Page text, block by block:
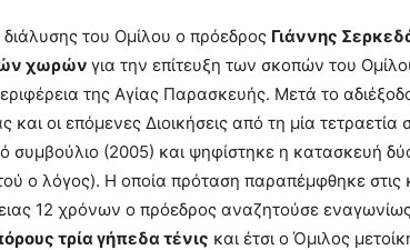
του Ομίλου ο πρόεδρος Γιάννης
χωρών για την επίτευξη των σκοπών του
της Αγίας Παρασκευής. Μετά το
οι επόμενες Διοικήσεις από τη μία
συμβούλιο (2005) και ψηφίστηκε η κατασκευή
ο λόγος). Η οποία πρόταση παραπέμφθηκε στις
12 χρόνων ο πρόεδρος αναζητούσε
τρία γήπεδα τένις και έτσι ο Όμιλος